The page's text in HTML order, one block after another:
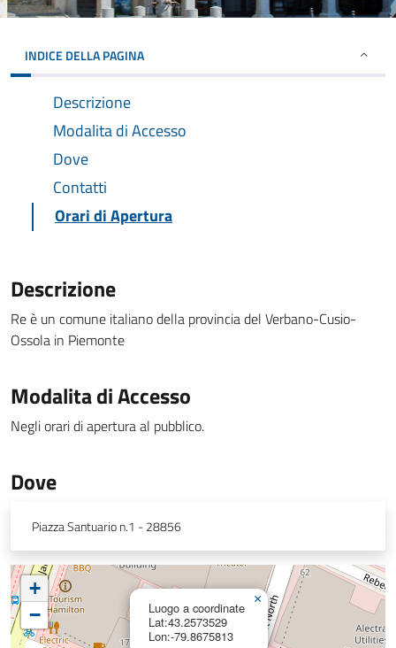
INDICE DELLA PAGINA
Descrizione
Modalita di Accesso
Dove
Contatti
Orari di Apertura
Descrizione
Re è un comune italiano della provincia del Verbano-Cusio-
Ossola in Piemonte
Modalita di Accesso
Negli orari di apertura al pubblico.
Dove
Piazza Santuario n.1 - 28856
Luogo a coordinate
Lat:43.2573529
Lon:-79.8675813
×
+
−